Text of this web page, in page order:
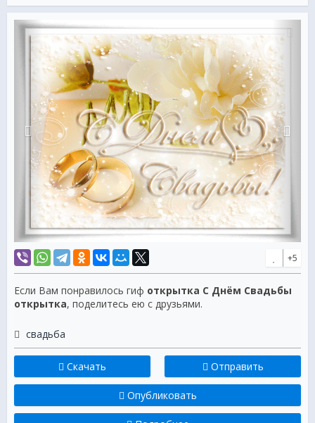
+5
Если Вам понравилось гиф открытка С Днём Свадьбы
открытка, поделитесь ею с друзьями.
свадьба
Скачать Отправить
Опубликовать